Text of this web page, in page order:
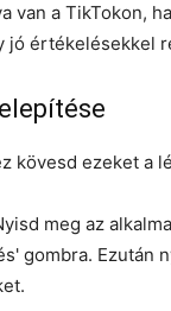
van a TikTokon,
jó értékelésekkel
kövesd ezeket a
meg az
gombra. Ezután